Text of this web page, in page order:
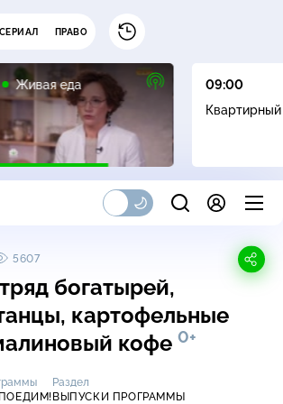
СЕРИАЛ ПРАВО
Живая еда
12+
09:00
5607
богатырей,
картофельные
кофе 0+
Раздел
ВЫПУСКИ ПРОГРАММЫ